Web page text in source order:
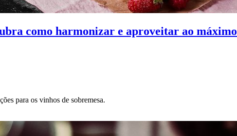
como harmonizar e aproveitar ao máximo
para os vinhos de sobremesa.